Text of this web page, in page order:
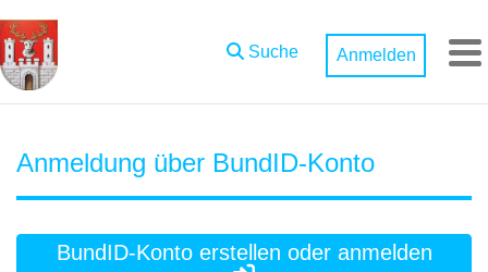
Zum Hauptinhalt springen
Suche Anmelden
Anmeldung über BundID-Konto
BundID-Konto erstellen oder anmelden